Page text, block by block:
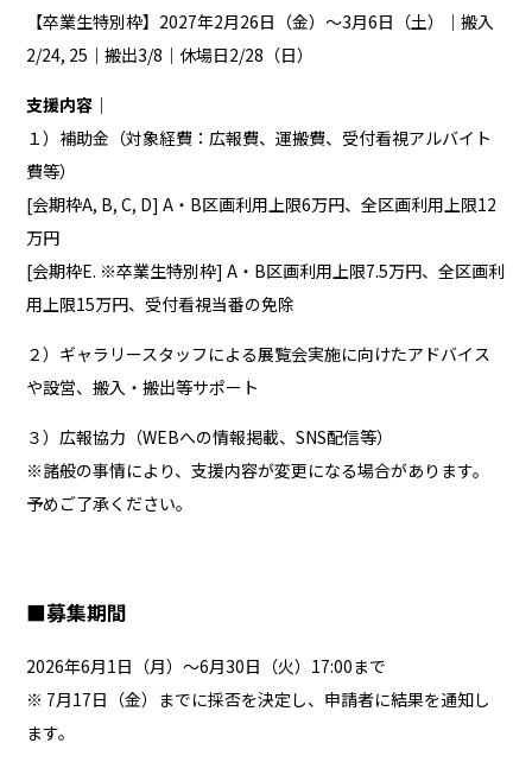
【卒業生特別枠】2027年2月26日（金）～3月6日（土）｜搬入
2/24, 25｜搬出3/8｜休場日2/28（日）
支援内容｜
１）補助金（対象経費：広報費、運搬費、受付看視アルバイト
費等）
[会期枠A, B, C, D] A・B区画利用上限6万円、全区画利用上限12
万円
[会期枠E. ※卒業生特別枠] A・B区画利用上限7.5万円、全区画利
用上限15万円、受付看視当番の免除
２）ギャラリースタッフによる展覧会実施に向けたアドバイス
や設営、搬入・搬出等サポート
３）広報協力（WEBへの情報掲載、SNS配信等）
※諸般の事情により、支援内容が変更になる場合があります。
予めご了承ください。
■募集期間
2026年6月1日（月）～6月30日（火）17:00まで
※ 7月17日（金）までに採否を決定し、申請者に結果を通知し
ます。